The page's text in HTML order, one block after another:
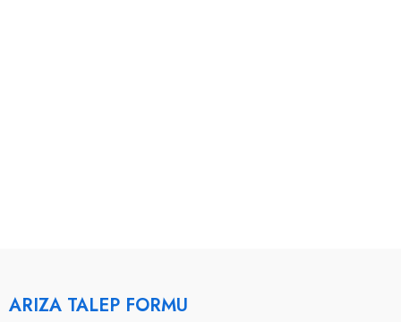
ARIZA TALEP FORMU